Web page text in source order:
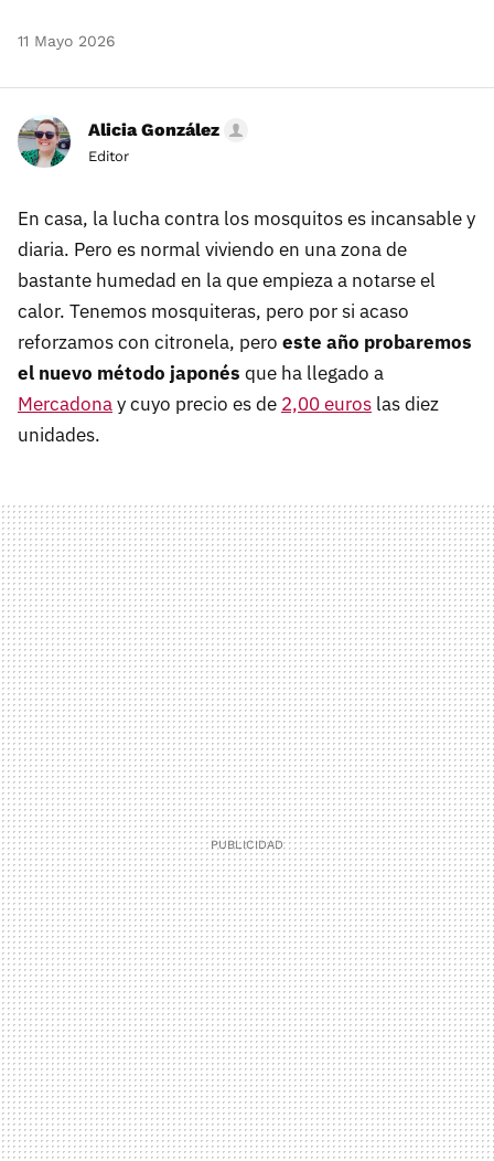
11 Mayo 2026
Alicia González
Editor
En casa, la lucha contra los mosquitos es incansable y
diaria. Pero es normal viviendo en una zona de
bastante humedad en la que empieza a notarse el
calor. Tenemos mosquiteras, pero por si acaso
reforzamos con citronela, pero este año probaremos
el nuevo método japonés que ha llegado a
Mercadonay cuyo precio es de 2,00 euros las diez
unidades.